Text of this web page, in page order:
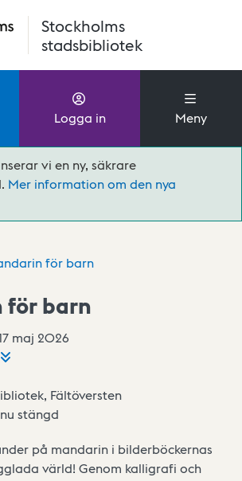
Stockholms
stadsbibliotek
Logga in Meny
vi en ny, säkrare
Mer information om den nya
för barn
för barn
maj 2026
Fältöversten
stängd
på mandarin i bilderböckernas
värld! Genom kalligrafi och